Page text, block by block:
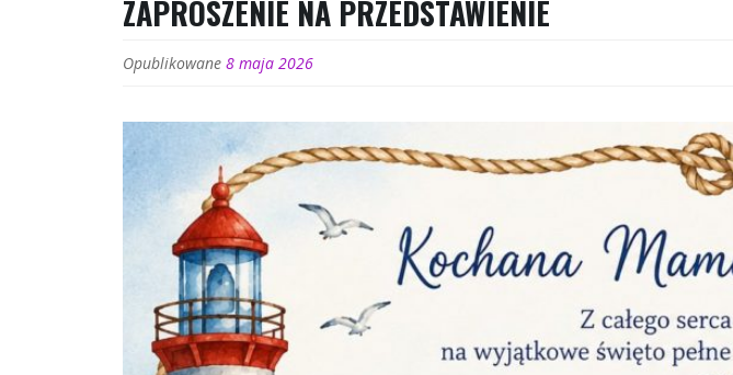
ZAPROSZENIE NA PRZEDSTAWIENIE
Opublikowane 8 maja 2026